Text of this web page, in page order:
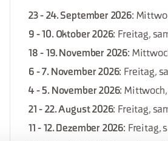
23 - 24. September 2026:
9 - 10. Oktober 2026: Freitag,
18 - 19. November 2026:
6 - 7. November 2026: Freitag,
4 - 5. November 2026:
21 - 22. August 2026: Freitag,
11 - 12. Dezember 2026: Freitag,